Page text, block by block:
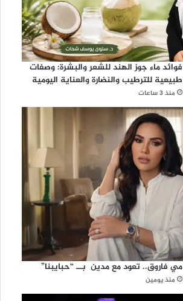
فوائد ماء جوز الهند للشعر والبشرة: وصفات
طبيعية للترطيب والنضارة والعناية اليومية
منذ 3 ساعات
مي فاروق.. تعود مع مدين بــ “حبايبنا”
منذ يومين